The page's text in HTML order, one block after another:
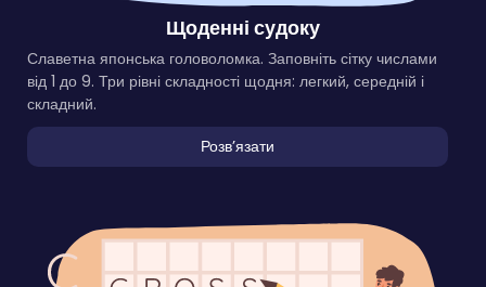
Щоденні судоку
Славетна японська головоломка. Заповніть сітку числами
від 1 до 9. Три рівні складності щодня: легкий, середній і
складний.
Розвʼязати